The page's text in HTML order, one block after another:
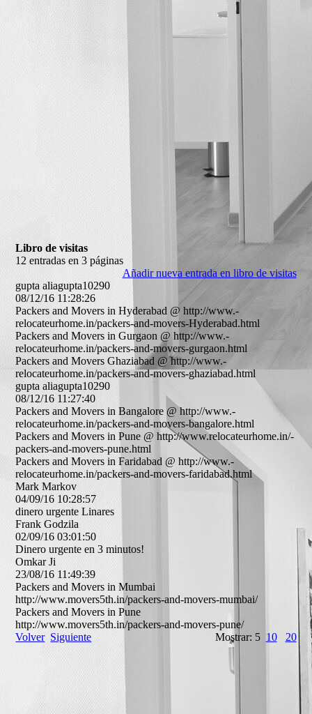
Libro de visitas
12 entradas en 3 páginas
Añadir nueva entrada en libro de visitas
gupta aliagupta10290
08/12/16 11:28:26
Packers and Movers in Hyderabad @ http:­//­www.­
relocateurhome.­in/­packers-­and-­movers-­Hyderabad.­html
Packers and Movers in Gurgaon @ http:­//­www.­
relocateurhome.­in/­packers-­and-­movers-­gurgaon.­html
Packers and Movers Ghaziabad @ http:­//­www.­
relocateurhome.­in/­packers-­and-­movers-­ghaziabad.­html
gupta aliagupta10290
08/12/16 11:27:40
Packers and Movers in Bangalore @ http:­//­www.­
relocateurhome.­in/­packers-­and-­movers-­bangalore.­html
Packers and Movers in Pune @ http:­//­www.­relocateurhome.­in/­
packers-­and-­movers-­pune.­html
Packers and Movers in Faridabad @ http:­//­www.­
relocateurhome.­in/­packers-­and-­movers-­faridabad.­html
Mark Markov
04/09/16 10:28:57
dinero urgente Linares
Frank Godzila
02/09/16 03:01:50
Dinero urgente en 3 minutos!
Omkar Ji
23/08/16 11:49:39
Packers and Movers in Mumbai
http:­//­www.­movers5th.­in/­packers-­and-­movers-­mumbai/­
Packers and Movers in Pune
http:­//­www.­movers5th.­in/­packers-­and-­movers-­pune/­
Volver Siguiente Mostrar: 5 10 20